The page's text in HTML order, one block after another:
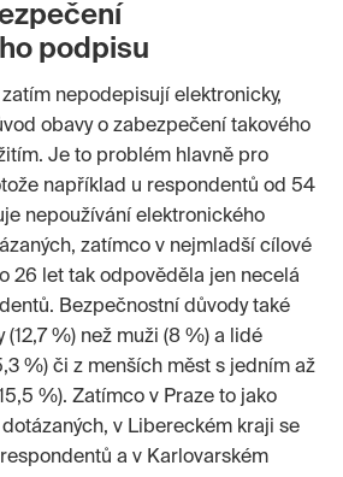
podpisu
nepodepisují elektronicky,
obavy o zabezpečení takového
Je to problém hlavně pro
například u respondentů od 54
nepoužívání elektronického
zatímco v nejmladší cílové
26 let tak odpověděla jen necelá
Bezpečnostní důvody také
%) než muži (8 %) a lidé
%) či z menších měst s jedním až
%). Zatímco v Praze to jako
v Libereckém kraji se
a v Karlovarském